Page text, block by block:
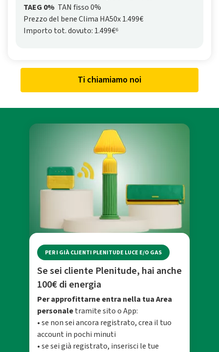
TAEG 0% TAN fisso 0%
Prezzo del bene Clima HA50x 1.499€
Importo tot. dovuto: 1.499€⁶
Ti chiamiamo noi
PER I GIÀ CLIENTI PLENITUDE LUCE E/O GAS
Se sei cliente Plenitude, hai anche
100€ di energia
Per approfittarne entra nella tua Area
personaletramite sito o App:
• se non sei ancora registrato, crea il tuo
account in pochi minuti
• se sei già registrato, inserisci le tue